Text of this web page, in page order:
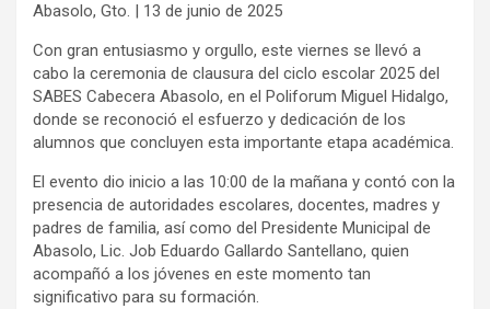
Abasolo, Gto. | 13 de junio de 2025
Con gran entusiasmo y orgullo, este viernes se llevó a
cabo la ceremonia de clausura del ciclo escolar 2025 del
SABES Cabecera Abasolo, en el Poliforum Miguel Hidalgo,
donde se reconoció el esfuerzo y dedicación de los
alumnos que concluyen esta importante etapa académica.
El evento dio inicio a las 10:00 de la mañana y contó con la
presencia de autoridades escolares, docentes, madres y
padres de familia, así como del Presidente Municipal de
Abasolo, Lic. Job Eduardo Gallardo Santellano, quien
acompañó a los jóvenes en este momento tan
significativo para su formación.